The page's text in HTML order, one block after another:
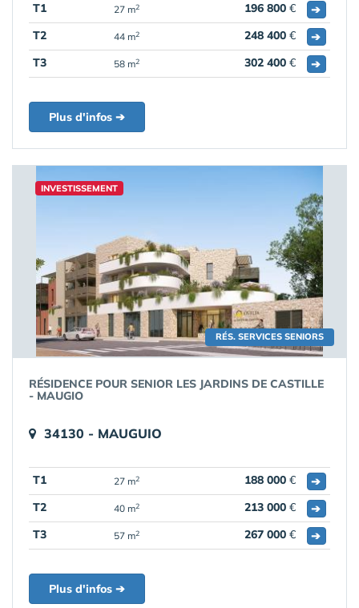
T1 27 m2 196 800 €
➔
T2
44 m2 248 400 €
➔
T3
58 m2 302 400 € ➔
Plus d'infos ➔
RÉS. SERVICES SENIORS
INVESTISSEMENT
RÉSIDENCE POUR SENIOR LES JARDINS DE CASTILLE
- MAUGIO
34130 - MAUGUIO
T1 27 m2 188 000 €
➔
T2
40 m2 213 000 €
➔
T3
57 m2 267 000 € ➔
Plus d'infos ➔